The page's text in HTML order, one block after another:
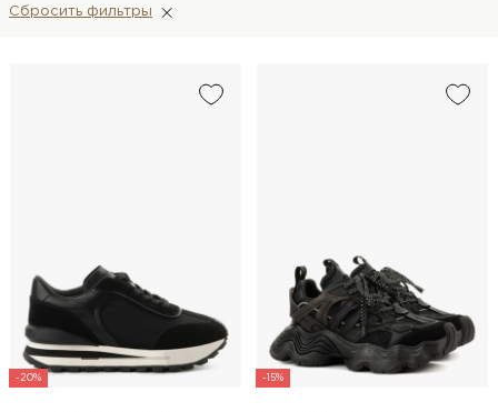
Сбросить фильтры
-20% -15%